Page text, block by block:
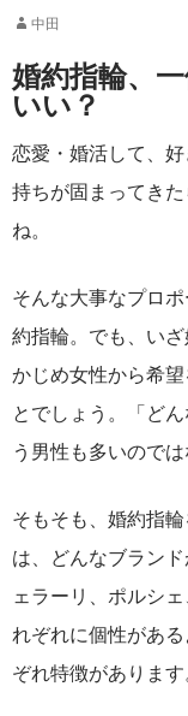
中田
婚約指輪、
いい？
恋愛・婚活して、
持ちが固まってき
ね。
そんな大事なプロ
約指輪。でも、い
かじめ女性から希
とでしょう。「ど
う男性も多いのでは
そもそも、婚約指
は、どんなブラン
ェラーリ、ポルシ
れぞれに個性があ
ぞれ特徴があります